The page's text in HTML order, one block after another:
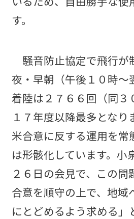
す。
騒音防止協定で飛行が
夜・早朝（午後１０時～
着陸は２７６６回（同３
１７年度以降最多となり
米合意に反する運用を常
は形骸化しています。小
２６日の会見で、この問
合意を順守の上で、地域
にとどめるよう求める」